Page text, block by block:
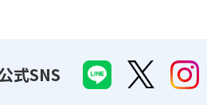
式SNS